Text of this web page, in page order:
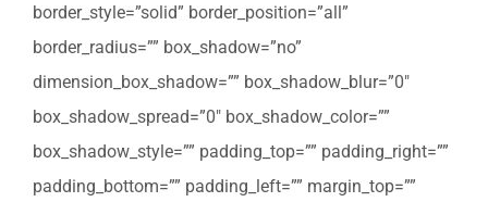
border_style=”solid” border_position=”all”
border_radius=”” box_shadow=”no”
dimension_box_shadow=”” box_shadow_blur=”0″
box_shadow_spread=”0″ box_shadow_color=””
box_shadow_style=”” padding_top=”” padding_right=””
padding_bottom=”” padding_left=”” margin_top=””